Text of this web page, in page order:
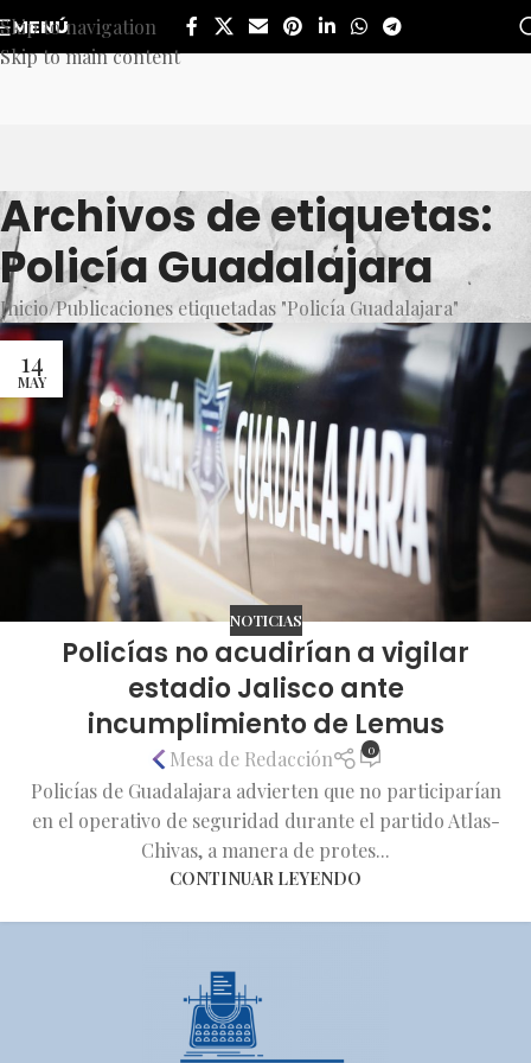
Skip to navigation
Skip to main content
MENÚ
Archivos de etiquetas:
Policía Guadalajara
Inicio Publicaciones etiquetadas "Policía Guadalajara"
14
MAY
NOTICIAS
Policías no acudirían a vigilar
estadio Jalisco ante
incumplimiento de Lemus
Mesa de Redacción 0
Policías de Guadalajara advierten que no participarían
en el operativo de seguridad durante el partido Atlas-
Chivas, a manera de protes...
CONTINUAR LEYENDO